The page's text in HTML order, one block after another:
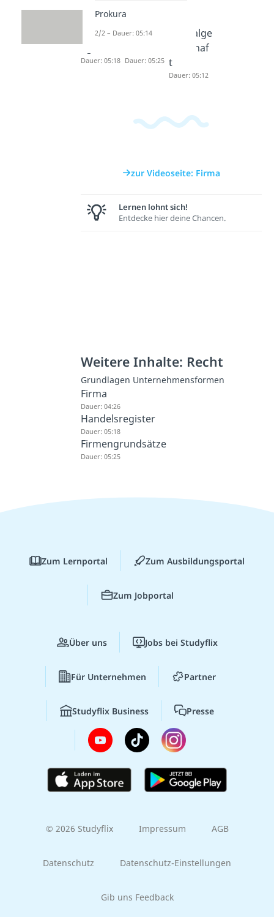
Handelsr
egister
Dauer: 05:18
Firmengr
Dauer: 05:25
Kapitalge
sellschaf
t
Dauer: 05:12
zur Videoseite: Firma
Lernen lohnt sich!
Entdecke hier deine Chancen.
Weitere Inhalte: Recht
Grundlagen Unternehmensformen
Firma
Dauer: 04:26
Handelsregister
Dauer: 05:18
Firmengrundsätze
Dauer: 05:25
Prokura
2/2 – Dauer: 05:14
Zum Lernportal Zum Ausbildungsportal
Zum Jobportal
Über uns Jobs bei Studyflix
Für Unternehmen Partner
Studyflix Business Presse
© 2026 Studyflix Impressum AGB
Datenschutz Datenschutz-Einstellungen
Gib uns Feedback